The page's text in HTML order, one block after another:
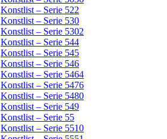
Konstlist – Serie 522
Konstlist – Serie 530
Konstlist – Serie 5302
Konstlist – Serie 544
Konstlist – Serie 545
Konstlist – Serie 546
Konstlist – Serie 5464
Konstlist – Serie 5476
Konstlist – Serie 5480
Konstlist – Serie 549
Konstlist – Serie 55
Konstlist – Serie 5510